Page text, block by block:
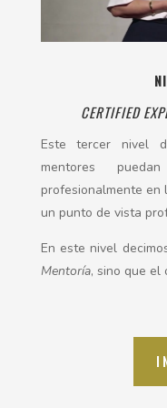
CERTIFIED
Este tercer nivel
mentores
profesionalmente en
un punto de vista
En este nivel
Mentoría, sino que el